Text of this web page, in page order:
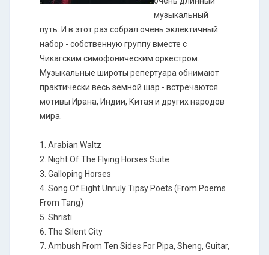
музыкальный
путь. И в этот раз собрал очень эклектичный
набор - собственную группу вместе с
Чикагским симофоническим оркестром.
Музыкальные широты репертуара обнимают
практически весь земной шар - встречаются
мотивы Ирана, Индии, Китая и других народов
мира.
1. Arabian Waltz
2. Night Of The Flying Horses Suite
3. Galloping Horses
4. Song Of Eight Unruly Tipsy Poets (From Poems
From Tang)
5. Shristi
6. The Silent City
7. Ambush From Ten Sides For Pipa, Sheng, Guitar,